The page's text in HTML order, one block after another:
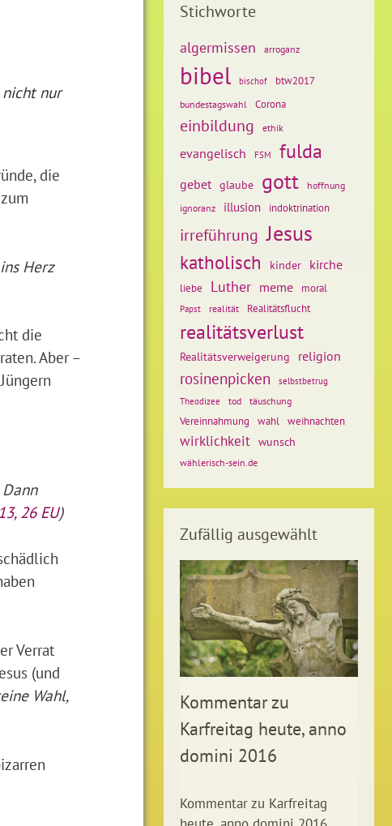
nur
die
Herz
die
Aber –
26 EU)
Verrat
(und
Wahl,
Stichworte
algermissen arroganz
bibel bischof btw2017
bundestagswahl Corona
einbildung ethik
evangelisch FSM fulda
gebet glaube gott
hoffnung
ignoranz
illusion indoktrination
irreführung Jesus
katholisch kinder kirche
liebe Luther meme moral
Papst realität Realitätsflucht
realitätsverlust
Realitätsverweigerung religion
rosinenpicken
selbstbetrug
Theodizee
tod täuschung
Vereinnahmung wahl weihnachten
wirklichkeit wunsch
wählerisch-sein.de
Zufällig ausgewählt
Kommentar zu
Karfreitag heute, anno
domini 2016
Kommentar zu Karfreitag